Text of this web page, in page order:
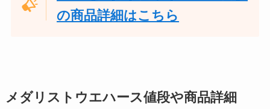
の商品詳細はこちら
メダリストウエハース値段や商品詳細